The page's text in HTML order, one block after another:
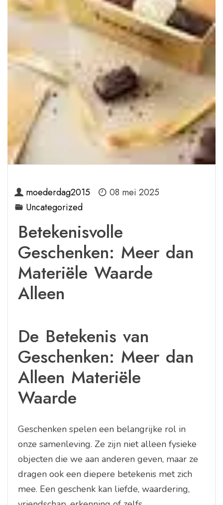
moederdag2015
08 mei 2025
Uncategorized
Betekenisvolle
Geschenken: Meer dan
Materiële Waarde
Alleen
De Betekenis van
Geschenken: Meer dan
Alleen Materiële
Waarde
Geschenken spelen een belangrijke rol in
onze samenleving. Ze zijn niet alleen fysieke
objecten die we aan anderen geven, maar ze
dragen ook een diepere betekenis met zich
mee. Een geschenk kan liefde, waardering,